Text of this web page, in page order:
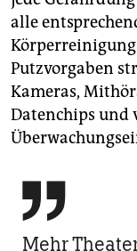
alle
Putzvorgaben
Kameras,
Datenchips und

Mehr